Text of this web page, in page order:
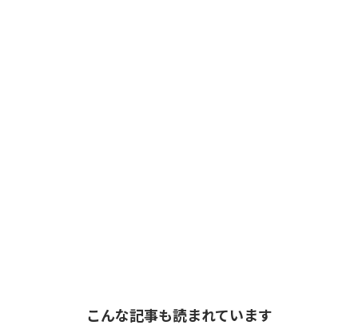
こんな記事も読まれています